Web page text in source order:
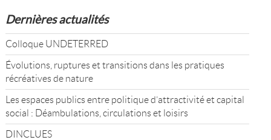
Dernières actualités
Colloque UNDETERRED
Évolutions, ruptures et transitions dans les pratiques
récréatives de nature
Les espaces publics entre politique d’attractivité et capital
social : Déambulations, circulations et loisirs
DINCLUES